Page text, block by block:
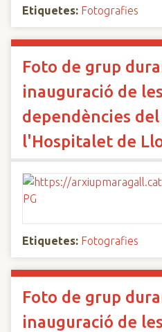
Etiquetes: Fotografies
Foto de grup
inauguració de
dependències del
l'Hospitalet de
Etiquetes: Fotografies
Foto de grup
inauguració de